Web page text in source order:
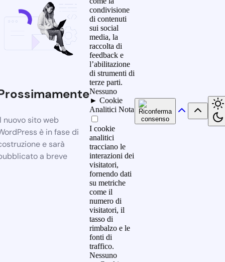
nuovo sito web
è in fase di
e sarà
a breve
condivisione
di contenuti
sui social
media, la
raccolta di
feedback e
l’abilitazione
di strumenti di
terze parti.
Nessuno
► Cookie
Analitici Nota
I cookie
analitici
tracciano le
interazioni dei
visitatori,
fornendo dati
su metriche
come il
numero di
visitatori, il
tasso di
rimbalzo e le
fonti di
traffico.
Nessuno